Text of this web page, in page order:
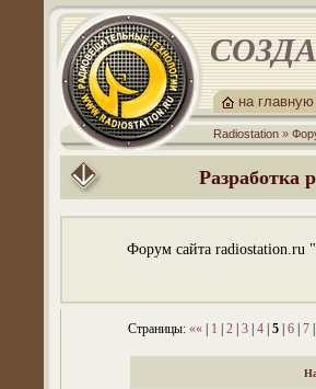
на главную
Radiostation »
Разработка
Форум сайта radiostation.ru
Страницы: «« 1 2 3 4 5 6 7